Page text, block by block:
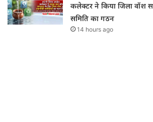
कलेक्टर ने किया जिला वॉश
समिति का गठन
14 hours ago